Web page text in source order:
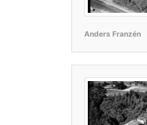
Anders Franzén